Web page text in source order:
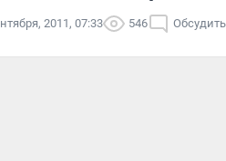
2011, 07:33 546 Обсудить